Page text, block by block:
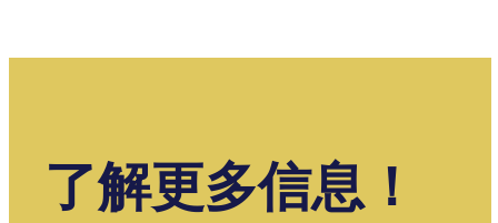
了解更多信息！